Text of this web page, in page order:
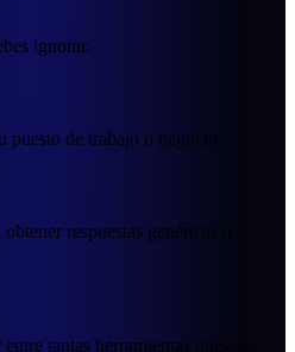
ignorar.
puesto de trabajo o negocio.
respuestas genéricas o
tantas herramientas nuevas.